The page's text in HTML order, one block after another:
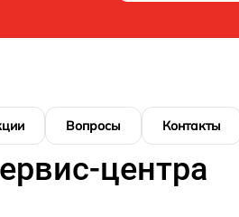
Вопросы Контакты
центра